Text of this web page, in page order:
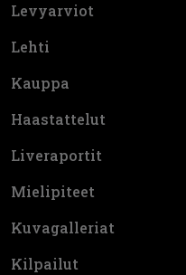
Levyarviot
Lehti
Kauppa
Haastattelut
Liveraportit
Mielipiteet
Kuvagalleriat
Kilpailut